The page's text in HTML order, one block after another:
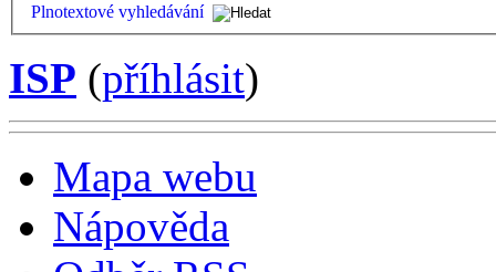
Plnotextové vyhledávání
ISP (příhlásit)
Mapa webu
Nápověda